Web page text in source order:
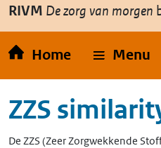
RIVM De zorg van morgen
Home Menu
ZZS
De ZZS (Zeer Zorgwekkende